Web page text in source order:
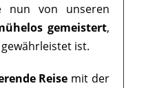
nun von unseren
gemeistert,
ist.
Reise mit der